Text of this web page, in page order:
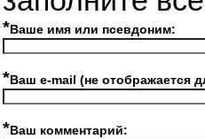
*Ваше имя или псевдоним:
*Ваш e-mail (не отображается
*Ваш комментарий: